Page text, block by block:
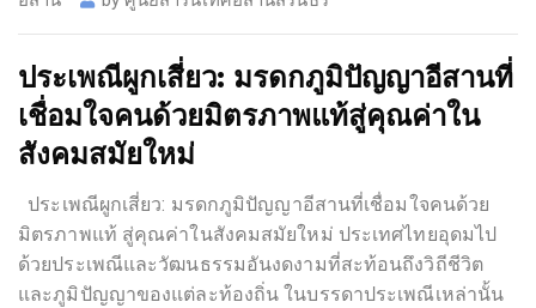
ประเพณีผูกเสี่ยว: มรดกภูมิปัญญาอีสานที่
เชื่อมใจคนด้วยมิตรภาพแท้สู่คุณค่าใน
สังคมสมัยใหม่
ประเพณีผูกเสี่ยว: มรดกภูมิปัญญาอีสานที่เชื่อมใจคนด้วย
มิตรภาพแท้ สู่คุณค่าในสังคมสมัยใหม่ ประเทศไทยอุดมไป
ด้วยประเพณีและวัฒนธรรมอันงดงามที่สะท้อนถึงวิถีชีวิต
และภูมิปัญญาของแต่ละท้องถิ่น ในบรรดาประเพณีเหล่านั้น